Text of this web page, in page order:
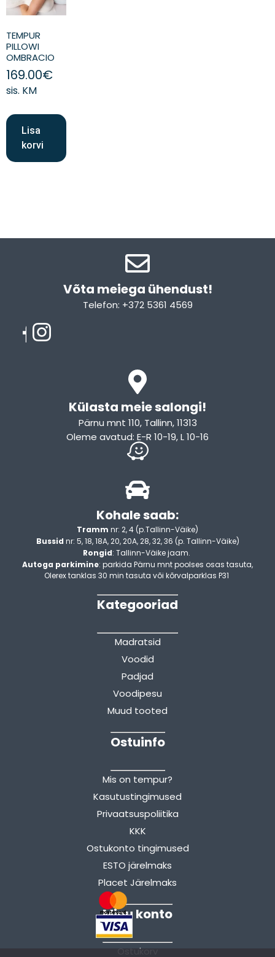
TEMPUR
PILLOWI
OMBRACIO
169.00€
sis. KM
Lisa
korvi
Võta meiega ühendust!​
Telefon: +372 5361 4569
Külasta meie salongi!
Pärnu mnt 110, Tallinn, 11313
Oleme avatud: E-R 10-19, L 10-16
Kohale saab:
Tramm nr: 2, 4 (p.Tallinn-Väike)
Bussid nr: 5, 18, 18A, 20, 20A, 28, 32, 36 (p. Tallinn-Väike)
Rongid: Tallinn-Väike jaam.
Autoga parkimine: parkida Pärnu mnt poolses osas tasuta,
Olerex tanklas 30 min tasuta või kõrvalparklas P31
Kategooriad
Madratsid
Voodid
Padjad
Voodipesu
Muud tooted
Ostuinfo
Mis on tempur?
Kasutustingimused
Privaatsuspoliitika
KKK
Ostukonto tingimused
ESTO järelmaks
Placet Järelmaks
Minu konto
Ostukorv